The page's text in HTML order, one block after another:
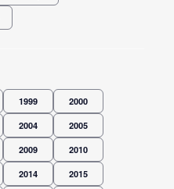
1999 2000
2004 2005
2009 2010
2014 2015